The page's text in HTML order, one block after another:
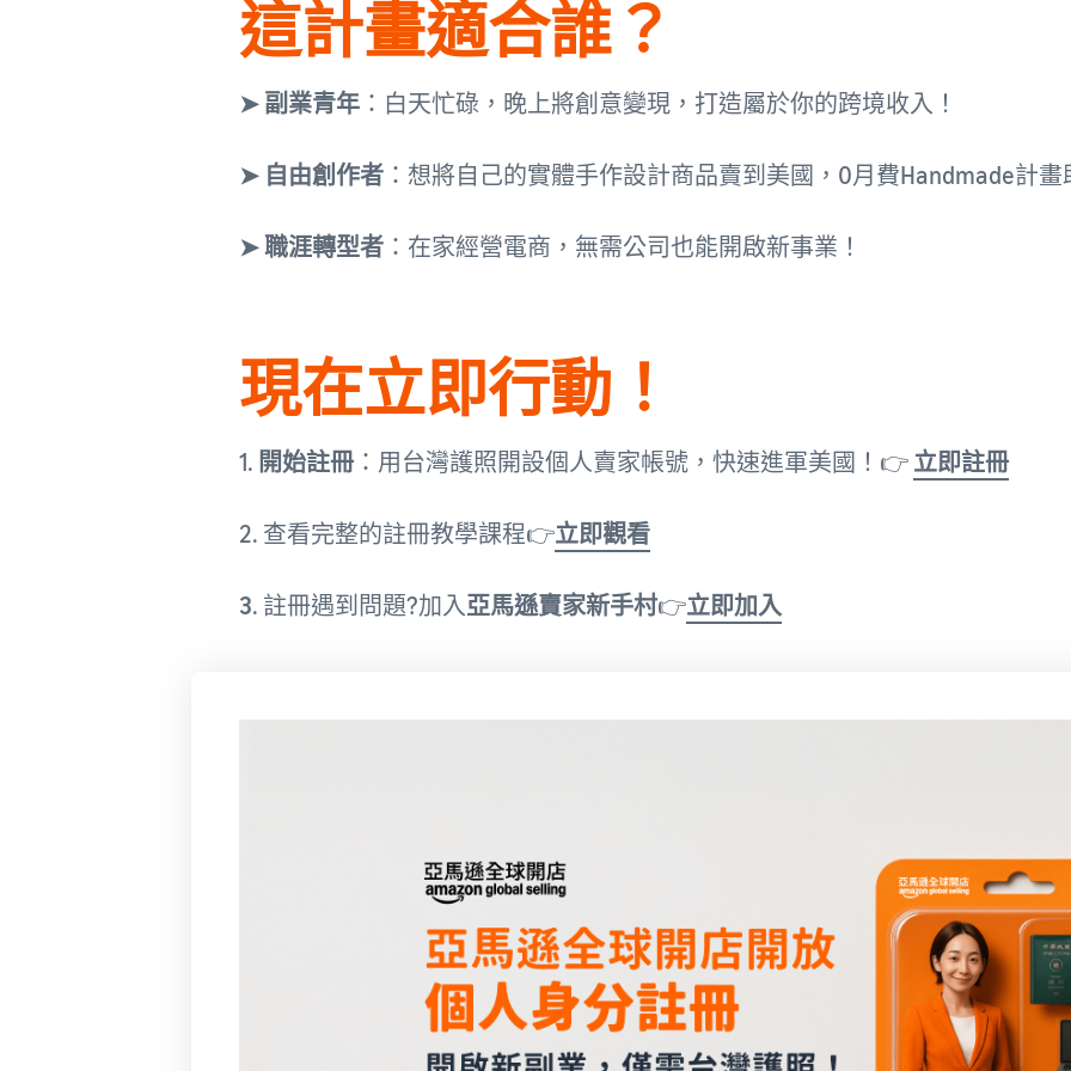
這計畫適合誰？
➤ 副業青年 ：白天忙碌，晚上將創意變現，打造屬於你的跨境收入！
➤ 自由創作者 ：想將自己的實體手作設計商品賣到美國，0月費Handmade計畫
➤ 職涯轉型者 ：在家經營電商，無需公司也能開啟新事業！
現在立即行動！
1. 開始註冊 ：用台灣護照開設個人賣家帳號，快速進軍美國！👉 立即註冊
2. 查看完整的註冊教學課程👉立即觀看
3. 註冊遇到問題?加入亞馬遜賣家新手村👉立即加入